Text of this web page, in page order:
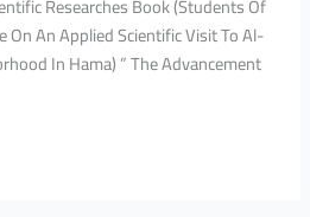
On An Applied Scientific Visit To Al-
In Hama) ” The Advancement